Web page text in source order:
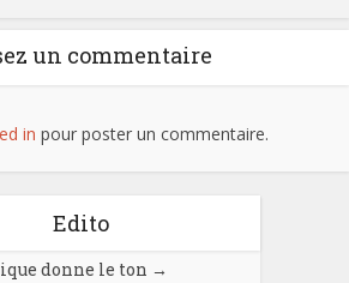
un commentaire
in pour poster un commentaire.
Edito
donne le ton →